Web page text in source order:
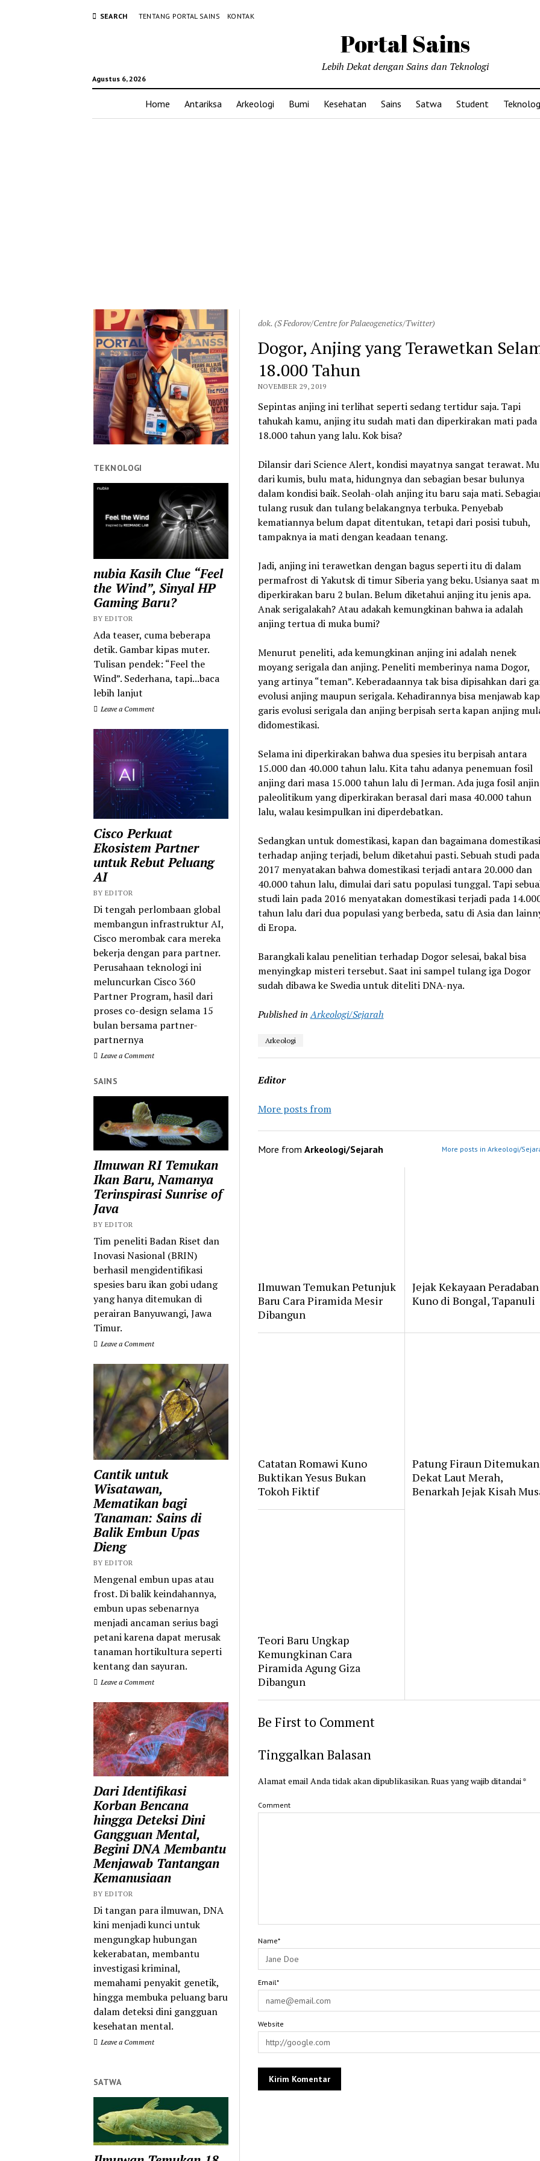
SEARCH TENTANG PORTAL SAINS KONTAK
Portal Sains
Agustus 6, 2026
Lebih Dekat dengan Sains dan Teknologi
Home Antariksa Arkeologi Bumi Kesehatan Sains Satwa Student
TEKNOLOGI
nubia Kasih Clue “Feel
the Wind”, Sinyal HP
Gaming Baru?
BY EDITOR
Ada teaser, cuma beberapa
detik. Gambar kipas muter.
Tulisan pendek: “Feel the
Wind”. Sederhana, tapi...baca
lebih lanjut
Leave a Comment
Cisco Perkuat
Ekosistem Partner
untuk Rebut Peluang
AI
BY EDITOR
Di tengah perlombaan global
membangun infrastruktur AI,
Cisco merombak cara mereka
bekerja dengan para partner.
Perusahaan teknologi ini
meluncurkan Cisco 360
Partner Program, hasil dari
proses co-design selama 15
bulan bersama partner-
partnernya
Leave a Comment
SAINS
Ilmuwan RI Temukan
Ikan Baru, Namanya
Terinspirasi Sunrise of
Java
BY EDITOR
Tim peneliti Badan Riset dan
Inovasi Nasional (BRIN)
berhasil mengidentifikasi
spesies baru ikan gobi udang
yang hanya ditemukan di
perairan Banyuwangi, Jawa
Timur.
Leave a Comment
Cantik untuk
Wisatawan,
Mematikan bagi
Tanaman: Sains di
Balik Embun Upas
Dieng
BY EDITOR
Mengenal embun upas atau
frost. Di balik keindahannya,
embun upas sebenarnya
menjadi ancaman serius bagi
petani karena dapat merusak
tanaman hortikultura seperti
kentang dan sayuran.
Leave a Comment
Dari Identifikasi
Korban Bencana
hingga Deteksi Dini
Gangguan Mental,
Begini DNA Membantu
Menjawab Tantangan
Kemanusiaan
BY EDITOR
Di tangan para ilmuwan, DNA
kini menjadi kunci untuk
mengungkap hubungan
kekerabatan, membantu
investigasi kriminal,
memahami penyakit genetik,
hingga membuka peluang baru
dalam deteksi dini gangguan
kesehatan mental.
Leave a Comment
SATWA
dok. (S Fedorov/Centre for Palaeogenetics/Twitter)
Dogor, Anjing yang Terawetkan
18.000 Tahun
NOVEMBER 29, 2019
Sepintas anjing ini terlihat seperti sedang tertidur saja. Tapi
tahukah kamu, anjing itu sudah mati dan diperkirakan mati pada
18.000 tahun yang lalu. Kok bisa?
Dilansir dari Science Alert, kondisi mayatnya sangat terawat.
dari kumis, bulu mata, hidungnya dan sebagian besar bulunya
dalam kondisi baik. Seolah-olah anjing itu baru saja mati.
tulang rusuk dan tulang belakangnya terbuka. Penyebab
kematiannya belum dapat ditentukan, tetapi dari posisi tubuh,
tampaknya ia mati dengan keadaan tenang.
Jadi, anjing ini terawetkan dengan bagus seperti itu di dalam
permafrost di Yakutsk di timur Siberia yang beku. Usianya saat
diperkirakan baru 2 bulan. Belum diketahui anjing itu jenis apa.
Anak serigalakah? Atau adakah kemungkinan bahwa ia adalah
anjing tertua di muka bumi?
Menurut peneliti, ada kemungkinan anjing ini adalah nenek
moyang serigala dan anjing. Peneliti memberinya nama Dogor,
yang artinya “teman”. Keberadaannya tak bisa dipisahkan dari
evolusi anjing maupun serigala. Kehadirannya bisa menjawab
garis evolusi serigala dan anjing berpisah serta kapan anjing
didomestikasi.
Selama ini diperkirakan bahwa dua spesies itu berpisah antara
15.000 dan 40.000 tahun lalu. Kita tahu adanya penemuan fosil
anjing dari masa 15.000 tahun lalu di Jerman. Ada juga fosil
paleolitikum yang diperkirakan berasal dari masa 40.000 tahun
lalu, walau kesimpulkan ini diperdebatkan.
Sedangkan untuk domestikasi, kapan dan bagaimana domestikasi
terhadap anjing terjadi, belum diketahui pasti. Sebuah studi pada
2017 menyatakan bahwa domestikasi terjadi antara 20.000 dan
40.000 tahun lalu, dimulai dari satu populasi tunggal. Tapi
studi lain pada 2016 menyatakan domestikasi terjadi pada
tahun lalu dari dua populasi yang berbeda, satu di Asia dan
di Eropa.
Barangkali kalau penelitian terhadap Dogor selesai, bakal bisa
menyingkap misteri tersebut. Saat ini sampel tulang iga Dogor
sudah dibawa ke Swedia untuk diteliti DNA-nya.
Published in Arkeologi/Sejarah
Arkeologi
Editor
More posts from
More from Arkeologi/Sejarah More posts in Arkeologi/
Ilmuwan Temukan Petunjuk
Baru Cara Piramida Mesir
Dibangun
Jejak Kekayaan Peradaban
Kuno di Bongal, Tapanuli
Catatan Romawi Kuno
Buktikan Yesus Bukan
Tokoh Fiktif
Patung Firaun Ditemukan
Dekat Laut Merah,
Benarkah Jejak Kisah
Teori Baru Ungkap
Kemungkinan Cara
Piramida Agung Giza
Dibangun
Be First to Comment
Tinggalkan Balasan
Alamat email Anda tidak akan dipublikasikan.Ruas yang wajib ditandai*
Comment
Name*
Email*
Website